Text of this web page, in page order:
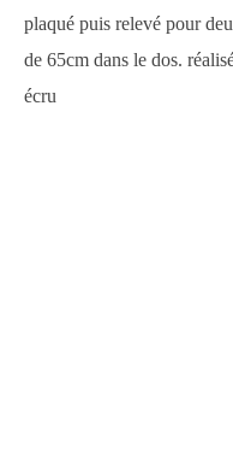
plaqué puis relevé pour
de 65cm dans le dos.
écru